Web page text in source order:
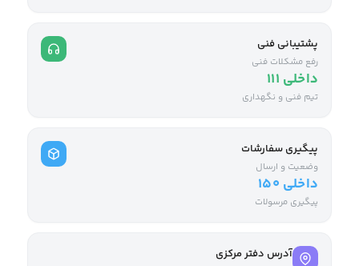
پشتیبانی فنی
رفع مشکلات فنی
داخلی ۱۱۱
تیم فنی و نگهداری
پیگیری سفارشات
وضعیت و ارسال
داخلی ۱۵۰
پیگیری مرسولات
آدرس دفتر مرکزی